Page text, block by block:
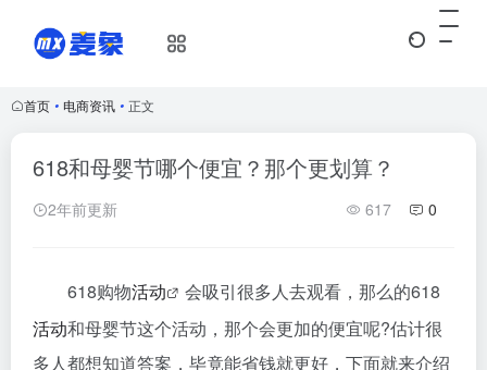
首页 • 电商资讯 • 正文
618和母婴节哪个便宜？那个更划算？
2年前更新 617 0
618购物活动
会吸引很多人去观看，那么的618
活动和母婴节这个活动，那个会更加的便宜呢?估计很
多人都想知道答案，毕竟能省钱就更好，下面就来介绍